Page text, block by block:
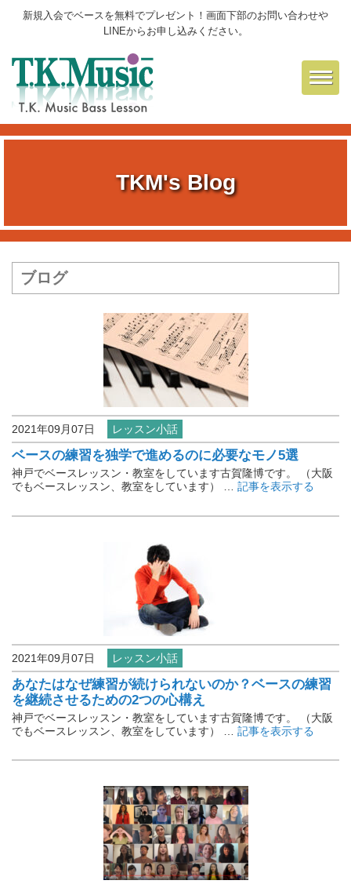
新規入会でベースを無料でプレゼント！画面下部のお問い合わせや
LINEからお申し込みください。
TKM's Blog
ブログ
2021年09月07日 レッスン小話
ベースの練習を独学で進めるのに必要なモノ5選
神戸でベースレッスン・教室をしています古賀隆博です。 （大阪
でもベースレッスン、教室をしています） …
記事を表示する
2021年09月07日 レッスン小話
あなたはなぜ練習が続けられないのか？ベースの練習
を継続させるための2つの心構え
神戸でベースレッスン・教室をしています古賀隆博です。 （大阪
でもベースレッスン、教室をしています） …
記事を表示する